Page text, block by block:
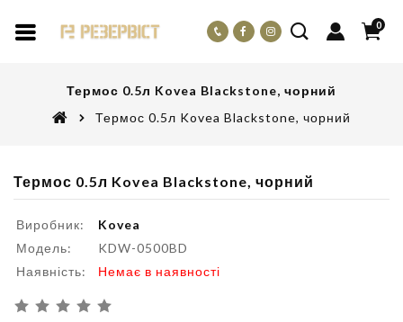
0
Термос 0.5л Kovea Blackstone, чорний
Термос 0.5л Kovea Blackstone, чорний
Термос 0.5л Kovea Blackstone, чорний
Виробник:
Kovea
Модель:
KDW-0500BD
Наявність:
Немає в наявності